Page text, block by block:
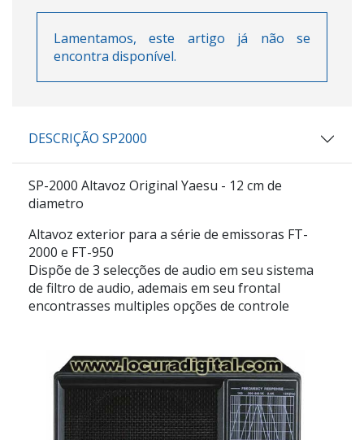
Lamentamos, este artigo já não se
encontra disponível.
DESCRIÇÃO SP2000
SP-2000 Altavoz Original Yaesu - 12 cm de
diametro
Altavoz exterior para a série de emissoras FT-
2000 e FT-950
Dispõe de 3 selecções de audio em seu sistema
de filtro de audio, ademais em seu frontal
encontrasses multiples opções de controle